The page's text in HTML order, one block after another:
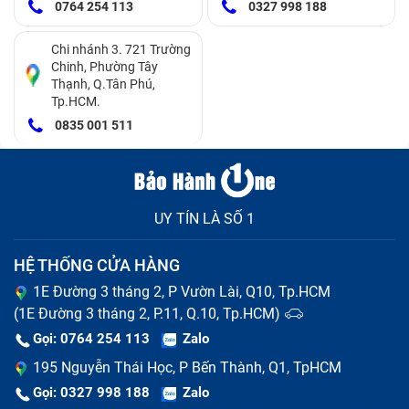
hiệu quả nhé:
Điện thoại OPPO Reno12 F 5G đã sử dụng thời gian
quá lâu
Vừa cắm sạc vừa sử dụng điện thoại chơi game,
nghe nhạc, xem phim,…
Thường cắm sạc điện thoại để qua đêm khiến pin bị
Sử dụng cục sạc kém chất lượng, hàng không đảm
bảo
0764 254 113
0327 998 188
Chi nhánh 3. 721 Trường
Chinh, Phường Tây
Thạnh, Q.Tân Phú,
Tp.HCM.
0835 001 511
UY TÍN LÀ SỐ 1
HỆ THỐNG CỬA HÀNG
1E Đường 3 tháng 2, P Vườn Lài, Q10, Tp.HCM
(1E Đường 3 tháng 2, P.11, Q.10, Tp.HCM)
Gọi: 0764 254 113 Zalo
195 Nguyễn Thái Học, P Bến Thành, Q1, TpHCM
Gọi: 0327 998 188 Zalo